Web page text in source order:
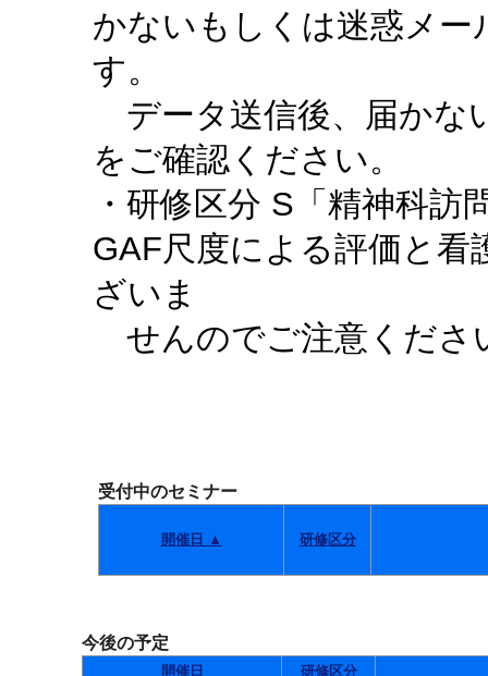
かないもしくは迷惑メ
す。
データ送信後、届かな
をご確認ください。
・研修区分 S「精神科
GAF尺度による評価と看
ざいま
せんのでご注意くださ
受付中のセミナー
開催日 ▲ 研修区分
今後の予定
開催日 研修区分